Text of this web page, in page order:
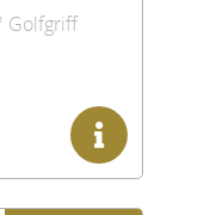
Golfgriff